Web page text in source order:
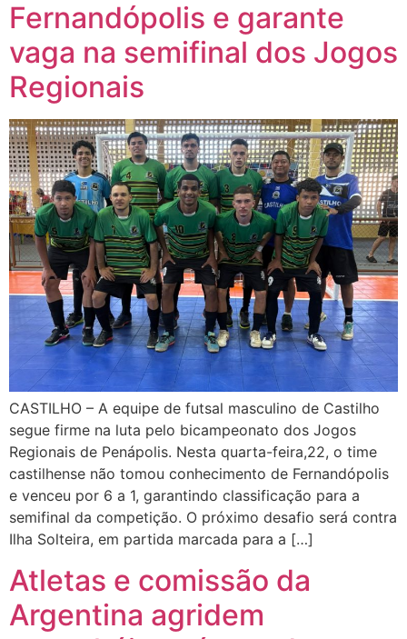
Fernandópolis e garante
vaga na semifinal dos Jogos
Regionais
CASTILHO – A equipe de futsal masculino de Castilho
segue firme na luta pelo bicampeonato dos Jogos
Regionais de Penápolis. Nesta quarta-feira,22, o time
castilhense não tomou conhecimento de Fernandópolis
e venceu por 6 a 1, garantindo classificação para a
semifinal da competição. O próximo desafio será contra
Ilha Solteira, em partida marcada para a […]
Atletas e comissão da
Argentina agridem